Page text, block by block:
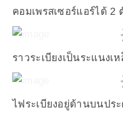
คอมเพรสเซอร์แอร์ได้ 2
ราวระเบียงเป็นระแนงเ
ไฟระเบียงอยู่ด้านบนปร